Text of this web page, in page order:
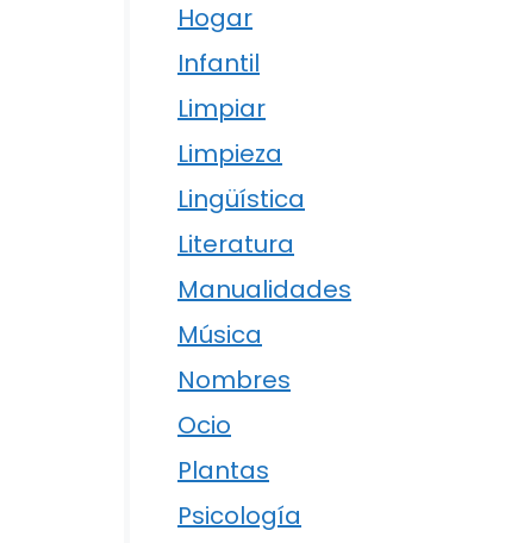
Hogar
Infantil
Limpiar
Limpieza
Lingüística
Literatura
Manualidades
Música
Nombres
Ocio
Plantas
Psicología